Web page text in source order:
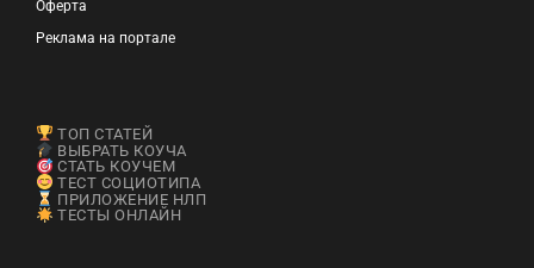
Оферта
Реклама на портале
ТОП СТАТЕЙ
ВЫБРАТЬ КОУЧА
СТАТЬ КОУЧЕМ
ТЕСТ СОЦИОТИПА
ПРИЛОЖЕНИЕ НЛП
ТЕСТЫ ОНЛАЙН